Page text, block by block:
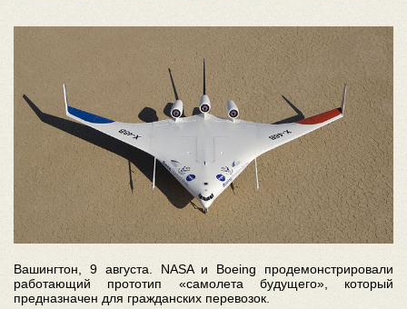
Вашингтон, 9 августа. NASA и Boeing продемонстрировали
работающий прототип «самолета будущего», который
предназначен для гражданских перевозок.